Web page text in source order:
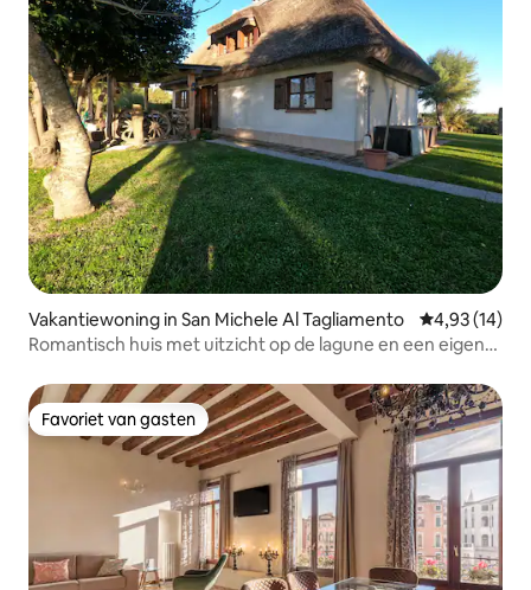
Vakantiewoning in San Michele Al Tagliamento Gemiddelde
4,93 (14)
Romantisch huis met uitzicht op de lagune en een eigen
Favoriet van gasten
Favoriet van gasten